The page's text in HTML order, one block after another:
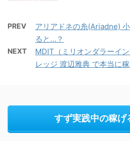
PREV
アリアドネの糸(Ariadne)
ると…？
NEXT
MDIT（ミリオンダラーイ
レッジ 渡辺雅典 で本当に
すず実践中の稼